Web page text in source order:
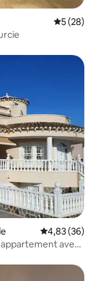
5 (28)
Évaluation
4,83 (36)
avec